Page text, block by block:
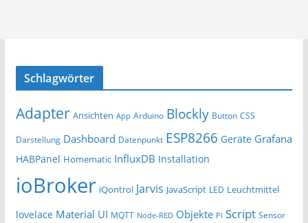
Schlagwörter
Adapter Ansichten App Arduino Blockly Button CSS
Darstellung Dashboard Datenpunkt ESP8266 Geräte Grafana
HABPanel Homematic InfluxDB Installation
ioBroker iQontrol Jarvis JavaScript LED Leuchtmittel
lovelace Material UI MQTT Node-RED Objekte PI Script Sensor